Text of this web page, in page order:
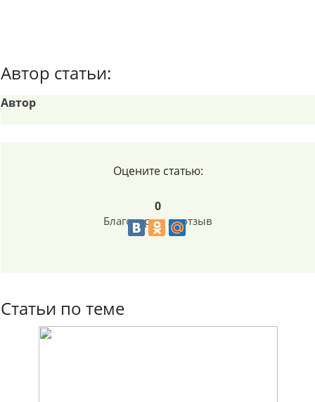
Автор статьи:
Автор
Оцените статью:
0
Благодарим за отзыв
Статьи по теме